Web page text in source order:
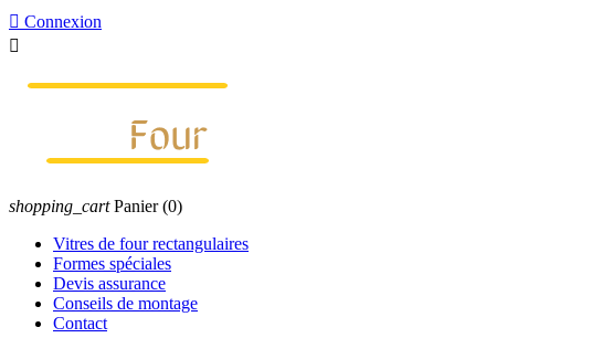
 Connexion

shopping_cart Panier (0)
Vitres de four rectangulaires
Formes spéciales
Devis assurance
Conseils de montage
Contact